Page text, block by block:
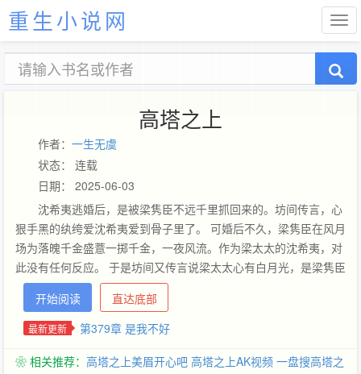
重生小说网
高塔之上
作者： 一生无虞
状态： 连载
日期： 2025-06-03
沈希夷逃婚后，是被梁隽臣不远千里抓回来的。坊间传言，心
狠手黑的纨绔爱沈希夷爱到骨子里了。 可婚后不久，梁隽臣在风月
场为落魄千金盛薏一掷千金，一夜风流。作为梁太太的沈希夷，对
此没有任何反应。 于是坊间又传言说梁太太心有白月光，是梁隽臣
爱而不得。后来，男人将她堵在逃离的路上。 猩红的眼里盛满疯癫
和卑微：“希夷，我输给你了，别走。”
开始阅读 直达底部
最新更新 第379章 是我不好
❀ 相关推荐： 高塔之上美眉开心吧 高塔之上AK视频 一盘搜高塔之